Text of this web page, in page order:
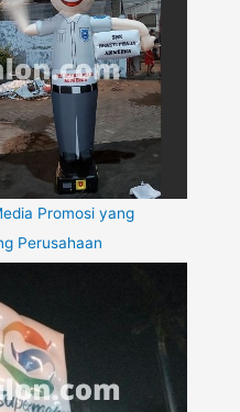
Promosi yang
Perusahaan